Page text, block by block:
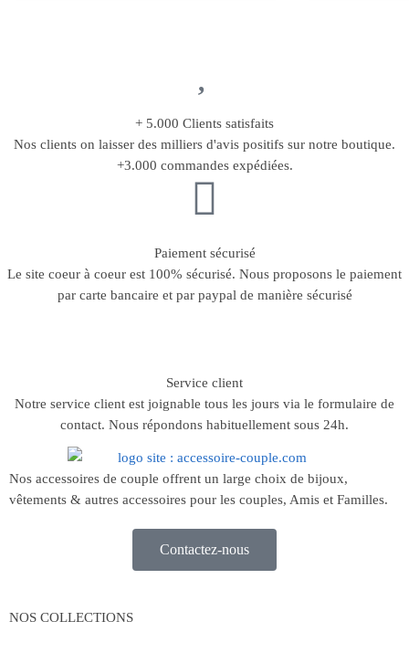
+ 5.000 Clients satisfaits
Nos clients on laisser des milliers d'avis positifs sur notre boutique.
+3.000 commandes expédiées.
Paiement sécurisé
Le site coeur à coeur est 100% sécurisé. Nous proposons le paiement
par carte bancaire et par paypal de manière sécurisé
Service client
Notre service client est joignable tous les jours via le formulaire de
contact. Nous répondons habituellement sous 24h.
Nos accessoires de couple offrent un large choix de bijoux,
vêtements & autres accessoires pour les couples, Amis et Familles.
Contactez-nous
NOS COLLECTIONS